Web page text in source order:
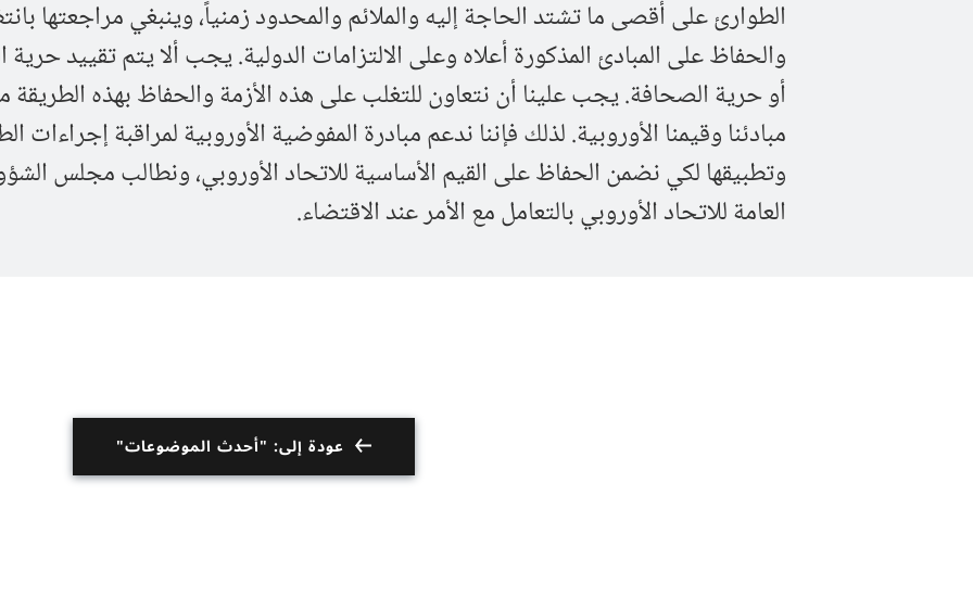
الطوارئ على أقصى ما تشتد الحاجة إليه والملائم والمحدود زمنياً، وينبغي مراجعتها
والحفاظ على المبادئ المذكورة أعلاه وعلى الالتزامات الدولية. يجب ألا يتم تقييد حرية
أو حرية الصحافة. يجب علينا أن نتعاون للتغلب على هذه الأزمة والحفاظ بهذه الطريقة
مبادئنا وقيمنا الأوروبية. لذلك فإننا ندعم مبادرة المفوضية الأوروبية لمراقبة إجراءات
وتطبيقها لكي نضمن الحفاظ على القيم الأساسية للاتحاد الأوروبي، ونطالب مجلس
العامة للاتحاد الأوروبي بالتعامل مع الأمر عند الاقتضاء.
عودة إلى: "أحدث الموضوعات"